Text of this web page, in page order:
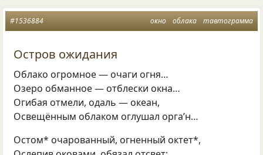
окно облака тавтограмма
#1536884
Остров ожидания
Облако огромное — очаги огня…
Озеро обманное — отблески окна…
Огибая отмели, одаль — океан,
Освещённым облаком оглушал орга’н…
Остом* очарованный, огненный октет*,